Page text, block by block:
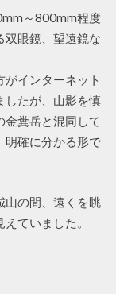
～800mm程度
双眼鏡、望遠鏡な
がインターネット
したが、山影を慎
糞岳と混同して
明確に分かる形で
山の間、遠くを眺
ていました。